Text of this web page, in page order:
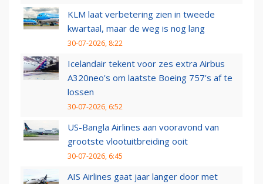
KLM laat verbetering zien in tweede
kwartaal, maar de weg is nog lang
30-07-2026, 8:22
Icelandair tekent voor zes extra Airbus
A320neo's om laatste Boeing 757's af te
lossen
30-07-2026, 6:52
US-Bangla Airlines aan vooravond van
grootste vlootuitbreiding ooit
30-07-2026, 6:45
AIS Airlines gaat jaar langer door met